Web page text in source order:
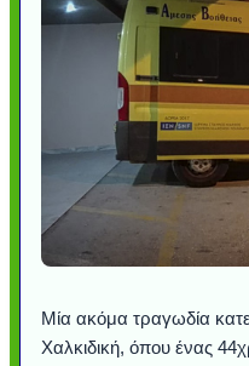
Μία ακόμα τραγωδία
Χαλκιδική, όπου ένας